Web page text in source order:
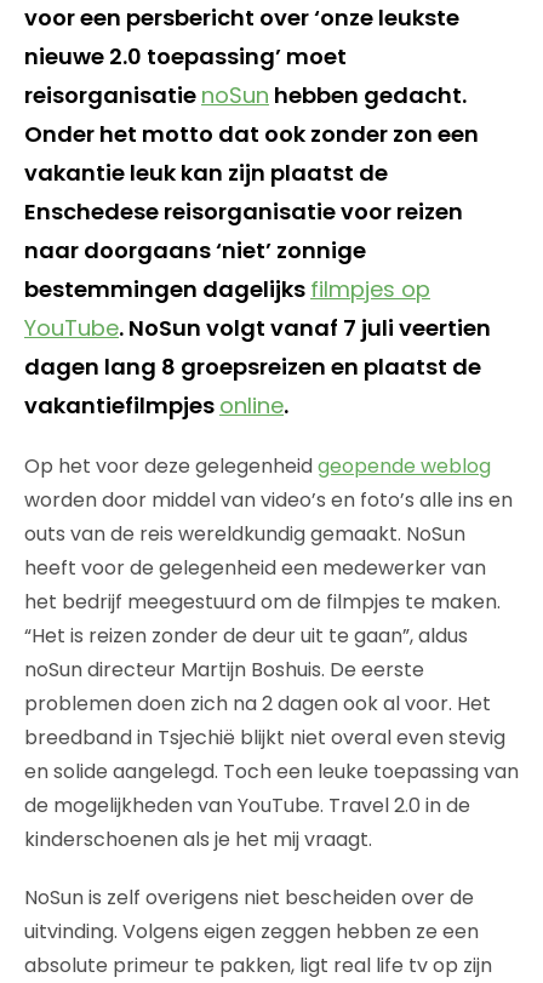
voor een persbericht over ‘onze leukste
nieuwe 2.0 toepassing’ moet
reisorganisatie noSun hebben gedacht.
Onder het motto dat ook zonder zon een
vakantie leuk kan zijn plaatst de
Enschedese reisorganisatie voor reizen
naar doorgaans ‘niet’ zonnige
bestemmingen dagelijks filmpjes op
YouTube. NoSun volgt vanaf 7 juli veertien
dagen lang 8 groepsreizen en plaatst de
vakantiefilmpjes online.
Op het voor deze gelegenheidgeopende weblog
worden door middel van video’s en foto’s alle ins en
outs van de reis wereldkundig gemaakt. NoSun
heeft voor de gelegenheid een medewerker van
het bedrijf meegestuurd om de filmpjes te maken.
“Het is reizen zonder de deur uit te gaan”, aldus
noSun directeur Martijn Boshuis. De eerste
problemen doen zich na 2 dagen ook al voor. Het
breedband in Tsjechië blijkt niet overal even stevig
en solide aangelegd. Toch een leuke toepassing van
de mogelijkheden van YouTube. Travel 2.0 in de
kinderschoenen als je het mij vraagt.
NoSun is zelf overigens niet bescheiden over de
uitvinding. Volgens eigen zeggen hebben ze een
absolute primeur te pakken, ligt real life tv op zijn